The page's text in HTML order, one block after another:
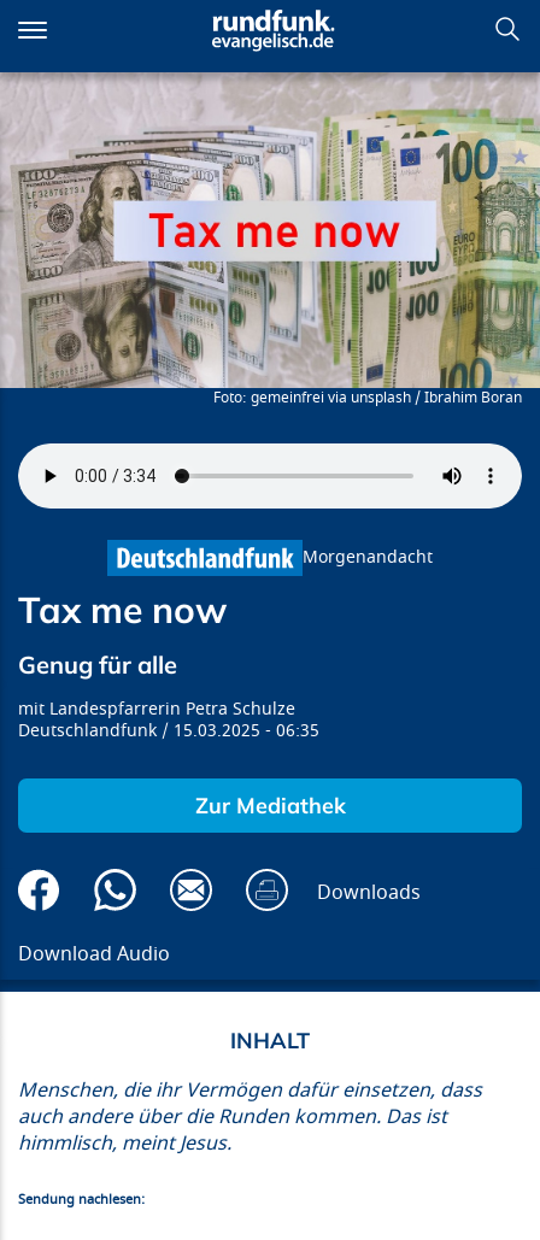
zum
Inhalt
Tax me now
gemeinfrei via unsplash / Ibrahim Boran
Morgenandacht
Tax me now
Genug für alle
Landespfarrerin Petra Schulze
Deutschlandfunk
15.03.2025 06:35
Zur Mediathek
Downloads
Download Audio
Menschen, die ihr Vermögen dafür einsetzen, dass
auch andere über die Runden kommen. Das ist
himmlisch, meint Jesus.
Sendung nachlesen: